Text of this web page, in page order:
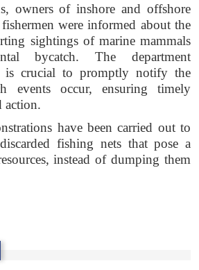
owners of inshore and offshore
were informed about the
sightings of marine mammals
bycatch. The department
is crucial to promptly notify the
events occur, ensuring timely
action.
have been carried out to
fishing nets that pose a
instead of dumping them